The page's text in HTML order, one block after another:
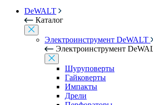
DeWALT
Каталог
Электроинструмент DeWALT
Электроинструмент
Шуруповерты
Гайковерты
Импакты
Дрели